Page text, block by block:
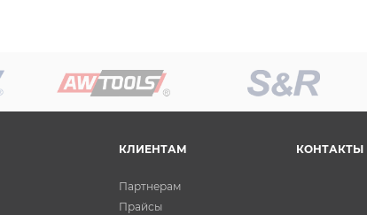
КЛИЕНТАМ
Партнерам
Прайсы
КОНТАКТЫ